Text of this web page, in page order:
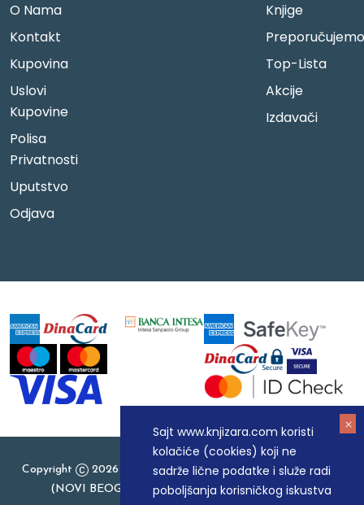
Sajt www.knjizara.com koristi
kolačiće (cookies) koji ne
sadrže lične podatke i služe radi
poboljšanja korisničkog iskustva
O Nama
Kontakt
Kupovina
Uslovi
Kupovine
Polisa
Privatnosti
Uputstvo
Odjava
Knjige
Preporučujemo
Top-Lista
Akcije
Izdavači
Copyright
2026 Knjizara.com - MAKART DOO BEOGRAD
(NOVI BEOGRAD), PIB: 105184104, MB: 20337524